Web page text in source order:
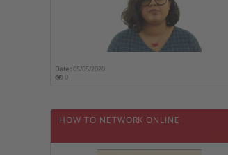
Date :05/05/2020
0
HOW TO NETWORK ONLINE